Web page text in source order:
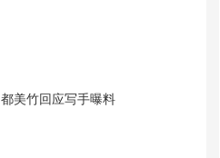
都美竹回应写手曝料